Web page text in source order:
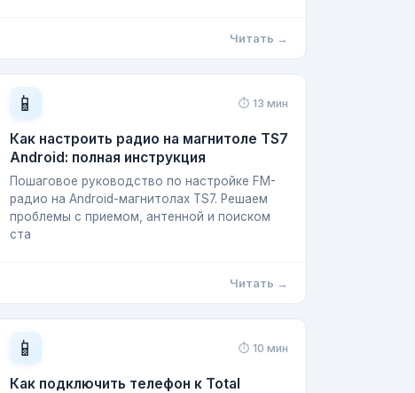
Читать →
📱 ⏱ 13 мин
Как настроить радио на магнитоле TS7
Android: полная инструкция
Пошаговое руководство по настройке FM-
радио на Android-магнитолах TS7. Решаем
проблемы с приемом, антенной и поиском
ста
Читать →
📱 ⏱ 10 мин
Как подключить телефон к Total